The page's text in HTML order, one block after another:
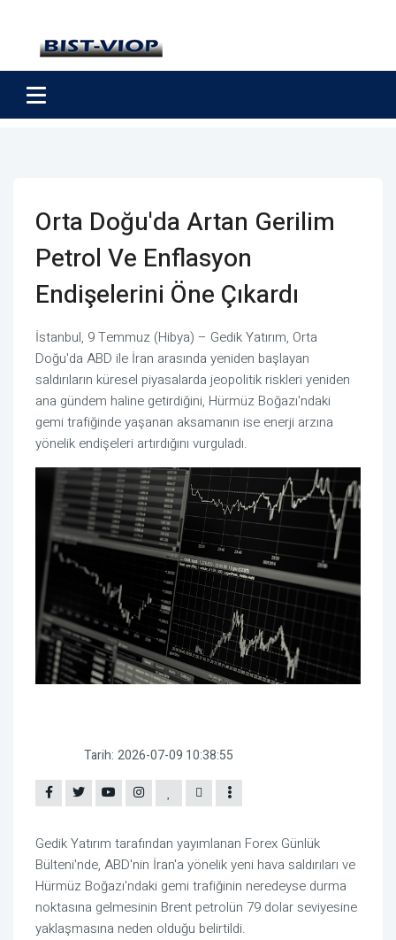
Orta Doğu'da Artan Gerilim
Petrol Ve Enflasyon
Endişelerini Öne Çıkardı
İstanbul, 9 Temmuz (Hibya) – Gedik Yatırım, Orta
Doğu'da ABD ile İran arasında yeniden başlayan
saldırıların küresel piyasalarda jeopolitik riskleri yeniden
ana gündem haline getirdiğini, Hürmüz Boğazı'ndaki
gemi trafiğinde yaşanan aksamanın ise enerji arzına
yönelik endişeleri artırdığını vurguladı.
Tarih: 2026-07-09 10:38:55
Gedik Yatırım tarafından yayımlanan Forex Günlük
Bülteni'nde, ABD'nin İran'a yönelik yeni hava saldırıları ve
Hürmüz Boğazı'ndaki gemi trafiğinin neredeyse durma
noktasına gelmesinin Brent petrolün 79 dolar seviyesine
yaklaşmasına neden olduğu belirtildi.